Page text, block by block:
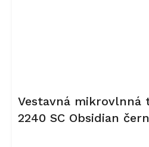
Vestavná mikrovlnná
2240 SC Obsidian